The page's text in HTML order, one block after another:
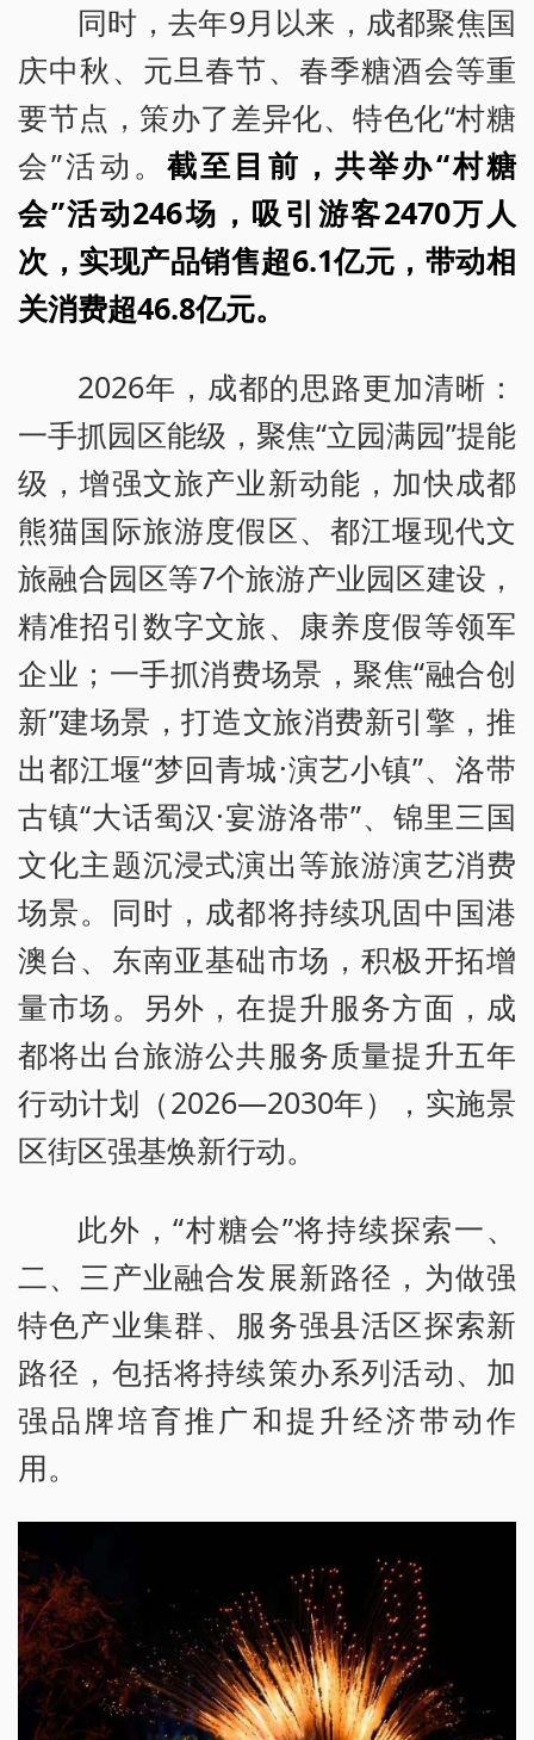
同时，去年9月以来，成都聚焦国
庆中秋、元旦春节、春季糖酒会等重
要节点，策办了差异化、特色化“村糖
会”活动。 截至目前，共举办“村糖
会”活动246场，吸引游客2470万人
次，实现产品销售超6.1亿元，带动相
关消费超46.8亿元。
2026年，成都的思路更加清晰：
一手抓园区能级，聚焦“立园满园”提能
级，增强文旅产业新动能，加快成都
熊猫国际旅游度假区、都江堰现代文
旅融合园区等7个旅游产业园区建设，
精准招引数字文旅、康养度假等领军
企业；一手抓消费场景，聚焦“融合创
新”建场景，打造文旅消费新引擎，推
出都江堰“梦回青城·演艺小镇”、洛带
古镇“大话蜀汉·宴游洛带”、锦里三国
文化主题沉浸式演出等旅游演艺消费
场景。同时，成都将持续巩固中国港
澳台、东南亚基础市场，积极开拓增
量市场。另外，在提升服务方面，成
都将出台旅游公共服务质量提升五年
行动计划（2026—2030年），实施景
区街区强基焕新行动。
此外，“村糖会”将持续探索一、
二、三产业融合发展新路径，为做强
特色产业集群、服务强县活区探索新
路径，包括将持续策办系列活动、加
强品牌培育推广和提升经济带动作
用。